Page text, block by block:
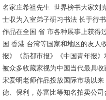
名家庄希祖先生 世界榜书大家刘
士収为入室弟子研习书法 长于行
作品在全国 省 市各种展事上获得
国 香港 台湾等国家和地区的友人
报》《新都市报》《中国青年报》
被众多收藏家视为中国当代最具收
宋爱明老师作品投放国际市场以
德、保利，苏富比等知名拍卖公司